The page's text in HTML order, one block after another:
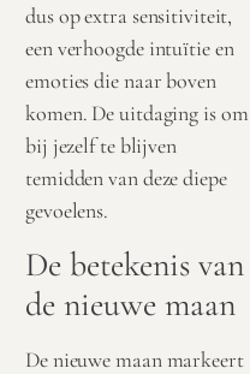
dus op extra sensitiviteit,
een verhoogde intuïtie en
emoties die naar boven
komen. De uitdaging is om
bij jezelf te blijven
temidden van deze diepe
gevoelens.
De betekenis van
de nieuwe maan
De nieuwe maan markeert